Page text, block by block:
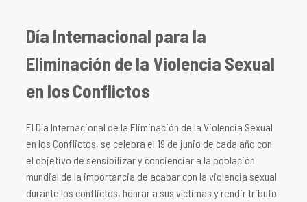
Día Internacional para la
Eliminación de la Violencia Sexual
en los Conflictos
El Día Internacional de la Eliminación de la Violencia Sexual
en los Conflictos, se celebra el 19 de junio de cada año con
el objetivo de sensibilizar y concienciar a la población
mundial de la importancia de acabar con la violencia sexual
durante los conflictos, honrar a sus víctimas y rendir tributo